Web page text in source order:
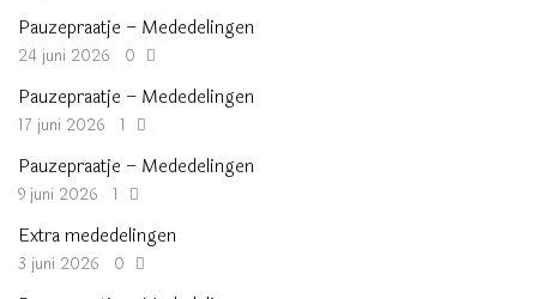
Pauzepraatje – Mededelingen
24 juni 2026 0
Pauzepraatje – Mededelingen
17 juni 2026 1
Pauzepraatje – Mededelingen
9 juni 2026 1
Extra mededelingen
3 juni 2026 0